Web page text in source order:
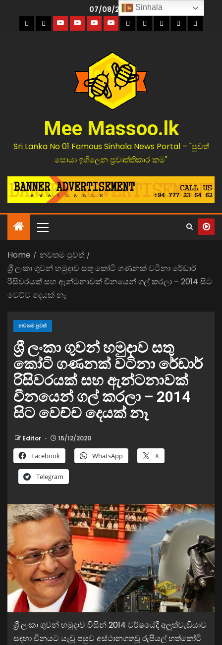
07/08/2026
Mee Massoo.lk
Sri Lanka No 01 Famous Sinhala News Portal – "පුවත්
සොයා ඉගිලෙන ප්‍රවෘත්තිකාර කම"
Home
නවතම පුවත්
ශ්‍රී ලංකා ගුවන් හමුදාව සතු කෝටි ගණනක් වටිනා රේඩාර්
රිසිවරයක් සහ ඇන්ටනාවක් චීනයෙන් ගල් කරලා – 2014 සිට
වෙච්ච දෙයක් නෑ
නවතම පුවත්
ශ්‍රී ලංකා ගුවන් හමුදාව සතු
කෝටි ගණනක් වටිනා රේඩාර්
රිසිවරයක් සහ ඇන්ටනාවක්
චීනයෙන් ගල් කරලා – 2014
සිට වෙච්ච දෙයක් නෑ
Editor 15/12/2020
Facebook WhatsApp X
Telegram
ශ්‍රී ලංකා ගුවන් හමුදාව විසින් 2014 වර්ෂයේදී අලුත්වැඩියාව
සඳහා චීනයට යැවූ පසුව අස්ථානගතවූ රුපියල් හත්කෝටි
Sinhala